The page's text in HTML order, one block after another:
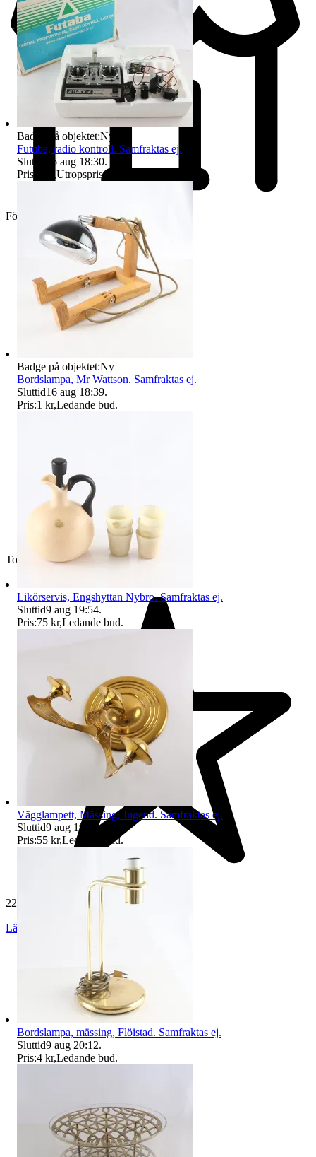
Företag
Toppsäljare
229 511 omdömen
Läs omdömen
Badge på objektet:Ny
Futuba, radio kontroll. Samfraktas ej.
Sluttid
16 aug 18:30.
Pris:
,Utropspris.
Badge på objektet:Ny
Bordslampa, Mr Wattson. Samfraktas ej.
Sluttid16 aug 18:39.
Pris:1 kr,Ledande bud.
Likörservis, Engshyttan Nybro. Samfraktas ej.
Sluttid9 aug 19:54.
Pris:75 kr,Ledande bud.
Vägglampett, Mässing, Jugend. Samfraktas ej.
Sluttid9 aug 19:25 .
Pris:55 kr,Ledande bud.
Bordslampa, mässing, Flöistad. Samfraktas ej.
Sluttid9 aug 20:12.
Pris:4 kr,Ledande bud.